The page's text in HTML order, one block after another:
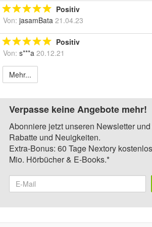
Positiv
Von: jasamBata 21.04.23
Positiv
Von: s***a 20.12.21
Mehr...
Verpasse keine Angebote mehr!
Abonniere jetzt unseren Newsletter
Rabatte und Neuigkeiten.
Extra-Bonus: 60 Tage Nextory
Mio. Hörbücher & E-Books.*